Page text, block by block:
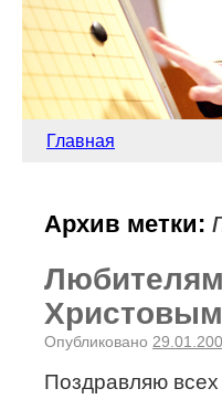
Главная
Архив метки:
Опубликовано
Поздравляю